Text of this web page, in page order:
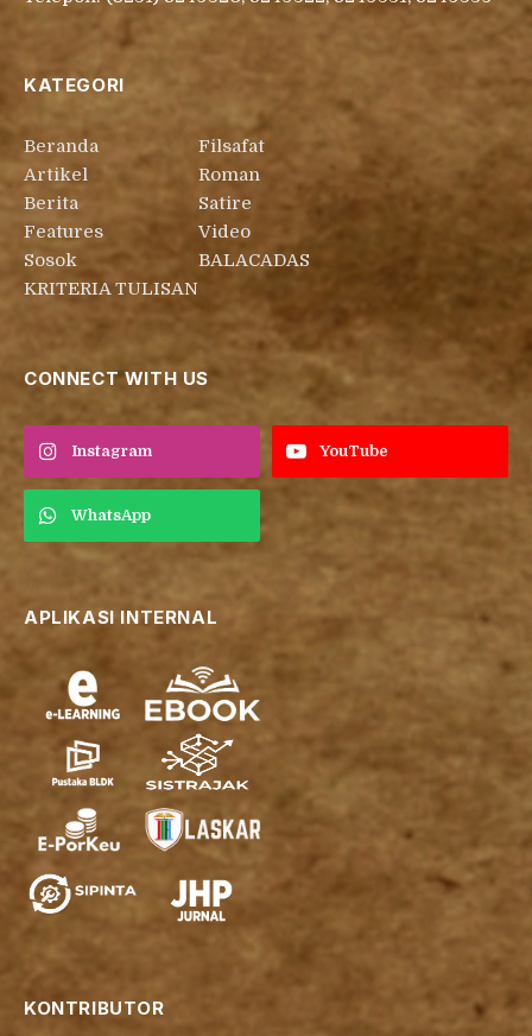
KATEGORI
Beranda
Artikel
Berita
Features
Sosok
KRITERIA TULISAN
Filsafat
Roman
Satire
Video
BALACADAS
CONNECT WITH US
Instagram YouTube
WhatsApp
APLIKASI INTERNAL
KONTRIBUTOR